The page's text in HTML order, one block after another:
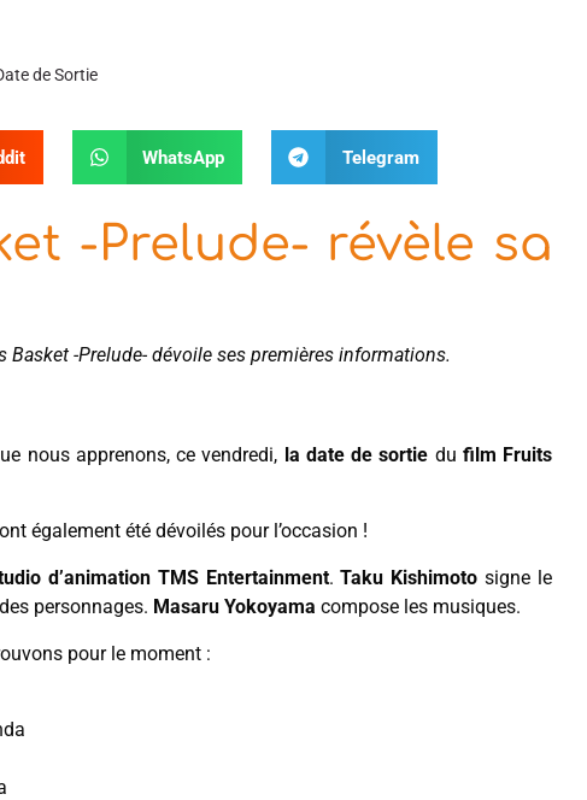
de Sortie
WhatsApp Telegram
-Prelude- révèle sa
-Prelude- dévoile ses premières informations.
nous apprenons, ce vendredi, la date de sortie du film Fruits
ont également été dévoilés pour l’occasion !
d’animation TMS Entertainment.Taku Kishimoto signe le
personnages. Masaru Yokoyama compose les musiques.
pour le moment :